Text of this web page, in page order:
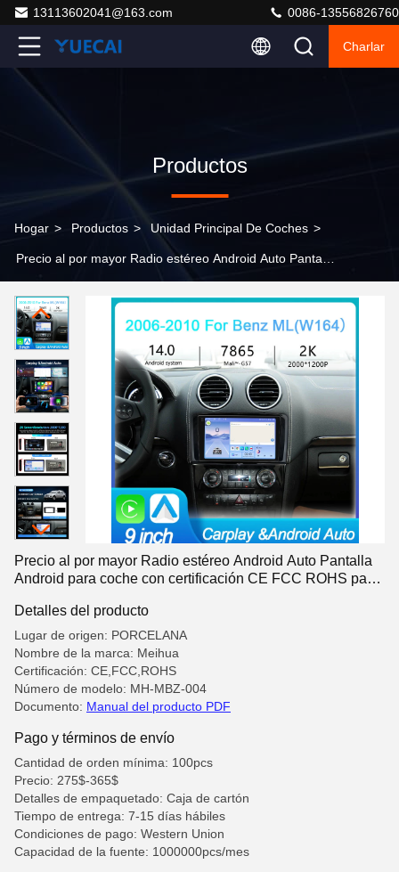
13113602041@163.com 0086-13556826760
Charlar
Productos
Hogar > Productos > Unidad Principal De Coches >
Precio al por mayor Radio estéreo Android Auto Pantalla
para Benz ML 2006-2010
Precio al por mayor Radio estéreo Android Auto Pantalla
Android para coche con certificación CE FCC ROHS para
Detalles del producto
Lugar de origen: PORCELANA
Nombre de la marca: Meihua
Certificación: CE,FCC,ROHS
Número de modelo: MH-MBZ-004
Documento: Manual del producto PDF
Pago y términos de envío
Cantidad de orden mínima: 100pcs
Precio: 275$-365$
Detalles de empaquetado: Caja de cartón
Tiempo de entrega: 7-15 días hábiles
Condiciones de pago: Western Union
Capacidad de la fuente: 1000000pcs/mes